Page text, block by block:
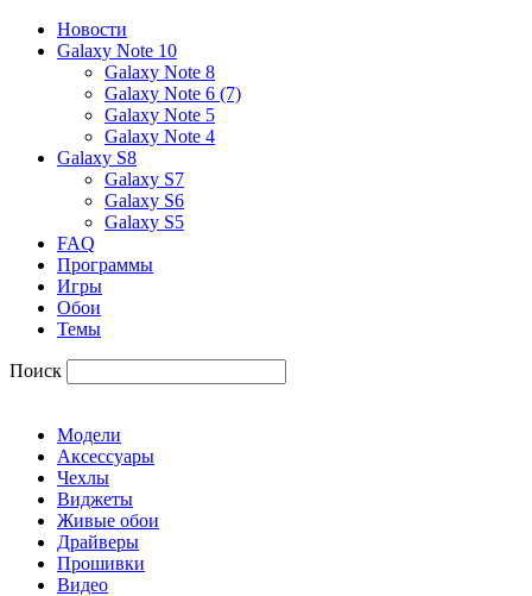
Новости
Galaxy Note 10
Galaxy Note 8
Galaxy Note 6 (7)
Galaxy Note 5
Galaxy Note 4
Galaxy S8
Galaxy S7
Galaxy S6
Galaxy S5
FAQ
Программы
Игры
Обои
Темы
Поиск
Модели
Аксессуары
Чехлы
Виджеты
Живые обои
Драйверы
Прошивки
Видео